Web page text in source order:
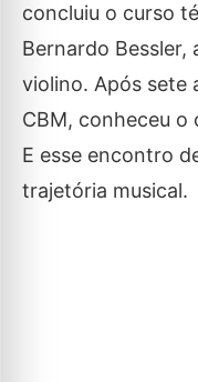
concluiu o curso
Bernardo
violino. Após sete
CBM, conheceu
E esse encontro
trajetória musical.